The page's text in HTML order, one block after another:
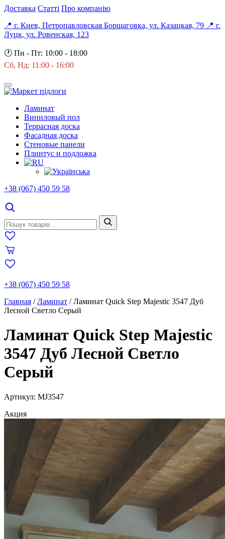
Доставка Статті Про компанію
📍 г. Киев, Петропавловская Борщаговка, ул. Казацкая, 79 📍 г.
Луцк, ул. Ровенская, 123
🕐 Пн - Пт: 10:00 - 18:00
Сб, Нд: 11:00 - 16:00
Ламинат
Виниловый пол
Террасная доска
Фасадная доска
Стеновые панели
Плинтус и подложка
+38 (067) 450 59 58
+38 (067) 450 59 58
Главная /Ламинат /Ламинат Quick Step Majestic 3547 Дуб
Лесной Светло Серый
Ламинат Quick Step Majestic
3547 Дуб Лесной Светло
Серый
Артикул: MJ3547
Акция